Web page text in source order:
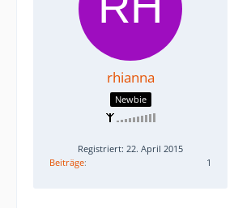
rhianna
Newbie
Registriert: 22. April 2015
Beiträge
1